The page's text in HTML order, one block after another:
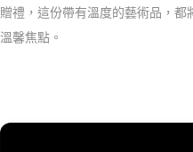
贈禮，這份帶有溫度的藝術品，
溫馨焦點。